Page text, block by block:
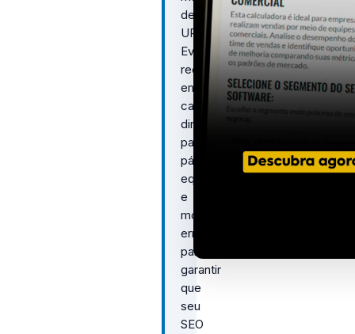
de
URL.
Evite
redirecionamentos
em
cadeia,
direcione
para
páginas
equivalentes
e
monitore
erros
para
garantir
que
seu
SEO